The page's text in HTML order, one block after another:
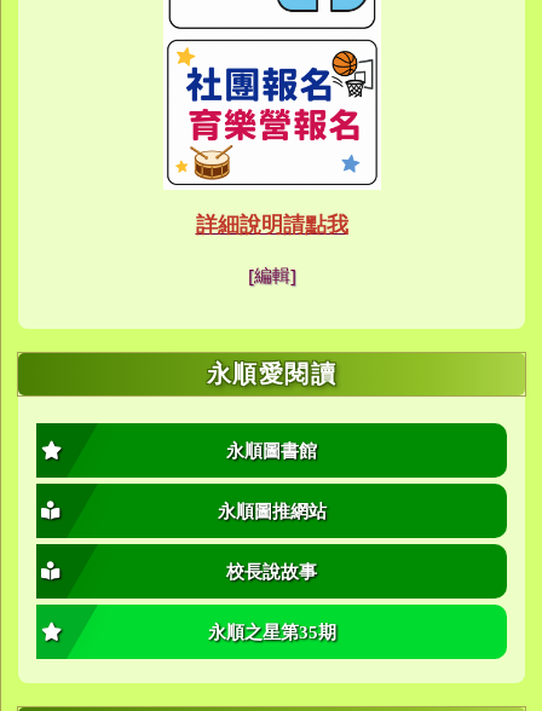
link to https://
link to https://
link to https://
link to https://
link to https://
link to https://
link to https://
link to https://
link to https://
link to https://
link to https://
link to https://
link to https://
link to https://
link to https://
link to https://
link to https://
link to https://
link to https://
link to https://
link to https://
link to https://
link to https://
link to https://
link to https://
link to https://
link to https://
link to https://
link to https://
link to https://
link to https://
link to https://
link to https://
link to https://
link to https://
link to https://
link to https://
link to https://
link to https://
link to https://
link to https://
link to https://
link to https://
link to https://
link to https://
link to https://
link to https://
link to https://
link to https://
link to https://
link to https://
link to https://
link to https://
link to https://
link to https://
link to https://
link to https://
link to https://
link to https://
ink to https://forms.gle/
詳細說明請點我
link to https://
[編輯]
永順愛閱讀
永順圖書館
永順圖推網站
校長說故事
永順之星第35期